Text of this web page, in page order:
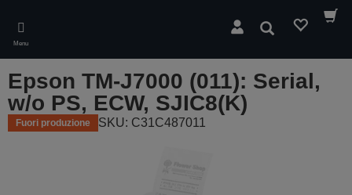
main
content
Menu
Cerca
Epson TM-J7000 (011): Serial,
w/o PS, ECW, SJIC8(K)
Fuori produzione SKU: C31C487011